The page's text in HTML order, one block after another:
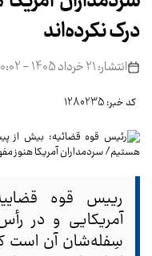
درک نکرده‌اند
انتشار: 21 خرداد 1405 - 10:02
کد خبر: 1280235
رییس قوه
آمریکایی و در
سِفله‌شان آن است